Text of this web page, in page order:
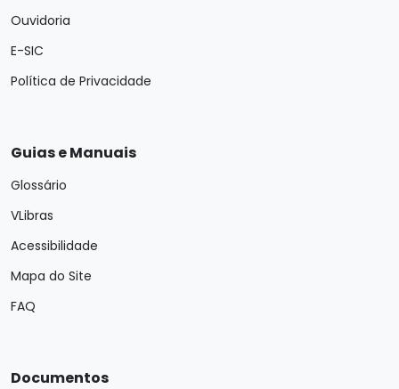
Ouvidoria
E-SIC
Política de Privacidade
Guias e Manuais
Glossário
VLibras
Acessibilidade
Mapa do Site
FAQ
Documentos